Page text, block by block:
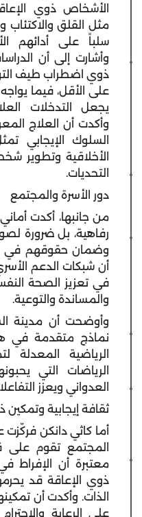
الأشخاص ذوي
مثل القلق
سلباً على أدائهم
ذوي اضطراب طيف
يجعل التدخلات
وأكدت أن العلاج
السلوك الإيجابي
الأخلاقية وتطوير
التحديات.
دور الأسرة والمجتمع
من جانبها، أكدت
رفاهية، بل ضرورة
وضمان حقوقهم في
أن شبكات الدعم
في تعزيز الصحة
والمساندة والتوعية.
وأوضحت أن مدينة
نماذج متقدمة في
الرياضية
الرياضات التي
العدواني ويعزز
ثقافة إيجابية وتمكين
أما كاثي دانكن فركّزت
المجتمع تقوم على
معتبرة أن الإفراط
ذوي الإعاقة قد
الذات. وأكدت أن
على الرعاية